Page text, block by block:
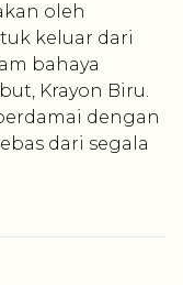
oleh
keluar dari
bahaya
Krayon Biru.
dengan
dari segala